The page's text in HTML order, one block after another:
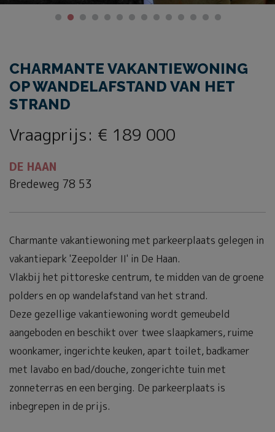
CHARMANTE VAKANTIEWONING
OP WANDELAFSTAND VAN HET
STRAND
Vraagprijs: € 189 000
DE HAAN
Bredeweg 78 53
Charmante vakantiewoning met parkeerplaats gelegen in
vakantiepark 'Zeepolder II' in De Haan.
Vlakbij het pittoreske centrum, te midden van de groene
polders en op wandelafstand van het strand.
Deze gezellige vakantiewoning wordt gemeubeld
aangeboden en beschikt over twee slaapkamers, ruime
woonkamer, ingerichte keuken, apart toilet, badkamer
met lavabo en bad/douche, zongerichte tuin met
zonneterras en een berging. De parkeerplaats is
inbegrepen in de prijs.